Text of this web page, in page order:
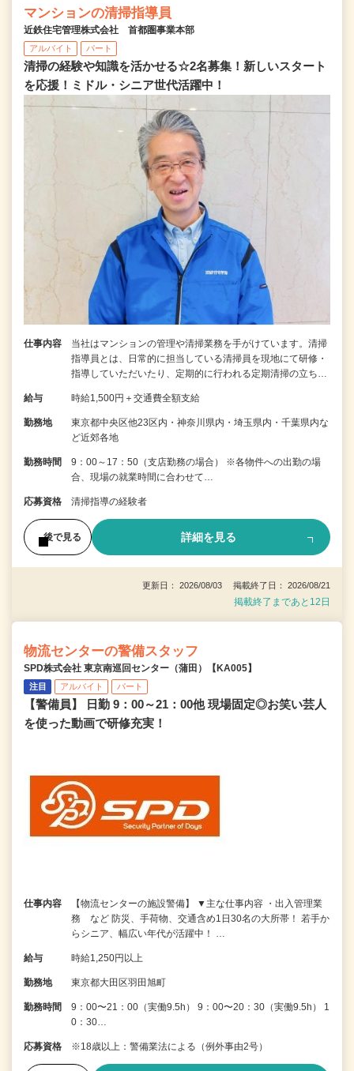
マンションの清掃指導員
近鉄住宅管理株式会社 首都圏事業本部
アルバイト パート
清掃の経験や知識を活かせる☆2名募集！新しいスタート
を応援！ミドル・シニア世代活躍中！
仕事内容
当社はマンションの管理や清掃業務を手がけています。清掃
指導員とは、日常的に担当している清掃員を現地にて研修・
指導していただいたり、定期的に行われる定期清掃の立ち…
給与 時給1,500円＋交通費全額支給
勤務地
東京都中央区他23区内・神奈川県内・埼玉県内・千葉県内な
ど近郊各地
勤務時間
9：00～17：50（支店勤務の場合） ※各物件への出勤の場
合、現場の就業時間に合わせて…
応募資格 清掃指導の経験者
後で見る 詳細を見る
更新日： 2026/08/03 掲載終了日： 2026/08/21
掲載終了まであと12日
物流センターの警備スタッフ
SPD株式会社 東京南巡回センター（蒲田）【KA005】
注目 アルバイト パート
【警備員】 日勤 9：00～21：00他 現場固定◎お笑い芸人
を使った動画で研修充実！
仕事内容
【物流センターの施設警備】 ▼主な仕事内容 ・出入管理業
務 など 防災、手荷物、交通含め1日30名の大所帯！ 若手か
らシニア、幅広い年代が活躍中！ …
給与 時給1,250円以上
勤務地 東京都大田区羽田旭町
勤務時間
9：00〜21：00（実働9.5h） 9：00〜20：30（実働9.5h） 1
0：30…
応募資格 ※18歳以上：警備業法による（例外事由2号）